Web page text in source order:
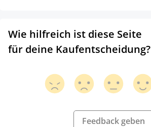
Wie hilfreich ist diese Seite
für deine Kaufentscheidung?
Feedback geben